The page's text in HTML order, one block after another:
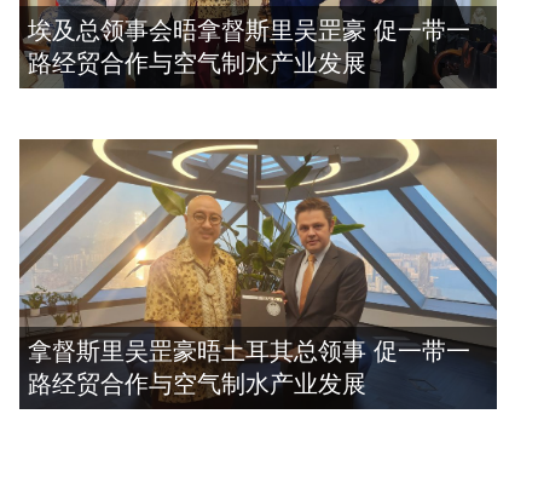
埃及总领事会晤拿督斯里吴罡豪 促一带一
路经贸合作与空气制水产业发展
拿督斯里吴罡豪晤土耳其总领事 促一带一
路经贸合作与空气制水产业发展